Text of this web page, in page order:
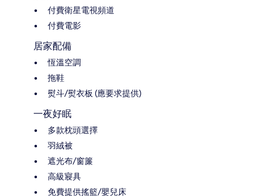
付費衛星電視頻道
付費電影
居家配備
恆溫空調
拖鞋
熨斗/熨衣板 (應要求提供)
一夜好眠
多款枕頭選擇
羽絨被
遮光布/窗簾
高級寢具
免費提供搖籃/嬰兒床